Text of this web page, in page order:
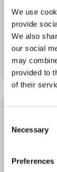
We use
provide
We also
our social
may
provided to
of their
Selection
Necessary
Preferences
Polyclonal
OR52K1
OR52K1
1 image